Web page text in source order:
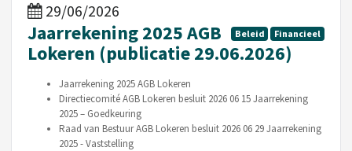
29/06/2026
Beleid Financieel
Jaarrekening 2025 AGB
Lokeren (publicatie 29.06.2026)
Jaarrekening 2025 AGB Lokeren
Directiecomité AGB Lokeren besluit 2026 06 15 Jaarrekening
2025 – Goedkeuring
Raad van Bestuur AGB Lokeren besluit 2026 06 29 Jaarrekening
2025 - Vaststelling